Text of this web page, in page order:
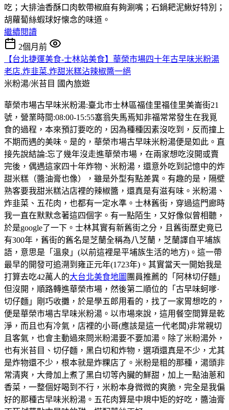
吃；大排油香酥口肉軟帶椒麻有夠涮嘴；石鍋耙泥鰍好特別；
胡蘿蔔絲蝦球好懐念的味道。
繼續閱讀
2個月前
【台北捷運美食-士林站美食】華榮市場四十年古早味米粉湯
老店.炸韭菜.炸甜米糕沾辣椒醬一絕
米粉湯/米苔目 國內旅遊
華榮市場古早味米粉湯:臺北市士林區福佳里福佳里美崙街21
號，營業時間:08:00-15:55塞翁失馬焉知非福常常發生在我覓
食的過程，本來預訂要吃的，因為種種因素沒吃到，反而撞上
不期而遇的美味。是的，華榮市場古早味米粉湯便是如此。直
接先說結論:忘了幾年沒走進華榮市場，在兩家想吃沒開或賣
完後，偶遇這家四十年炸物、米粉湯，還意外吃到記憶中的炸
甜米糕（醬油膏也像），雖是外型有點差異。有趣的是，隔壁
熟客要我甜米糕沾店裡的辣椒醬，還真是有滋有味。米粉湯、
炸韭菜、五花肉，也都有一定水準。士林舊街，穿過這門廊時
我一直在默默念著這四個字。有一點陌生，又好像似曾相聽，
於是google了一下。士林其實有新舊街之分，且舊街歷史竟已
有300年，舊街的舊名是芝蘭全稱為八芝蘭，芝蘭譯自平埔族
語，意思是「溫泉」(以前這裡是平埔族生活的地方)。這一帶
最早的開發可追溯到雍正元年(1723年)。其實當天一開始我是
打算去吃42萬人的大台北美食地圖 團員推薦的「阿林切仔麵」
但沒開，順路轉進華榮市場，然後第二順位的「古早味蚵嗲·
切仔麵」剛巧收攤，於是學五郎用看的，找了一家胃想吃的，
便是華榮市場古早味米粉湯。以市場來說，這用餐空間算是乾
淨，而且也有冷氣，店裡的小哥(應該是這一代老闆)非常親切
且客氣，也會主動過來問米粉湯要不要加湯。除了米粉湯外，
也有米苔目、切仔麵，黑白切和炸物，選項還真是不少，尤其
是炸物還不少，根本就是炸粿店了。米粉是粗的那種，湯頭非
常清爽，大骨加上煮了黑白切等內臟的鮮甜，加上一點油蔥和
香菜，一整個好喝到不行，米粉本身微微的爽脆，完全是我偏
好的那種古早味米粉湯。五花肉算是中規中矩的好吃，醬油膏